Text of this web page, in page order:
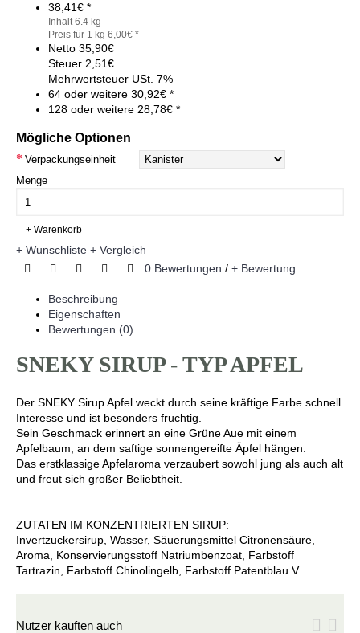
38,41€ *
Inhalt 6.4 kg
Preis für 1 kg 6,00€ *
Netto 35,90€
Steuer 2,51€
Mehrwertsteuer USt. 7%
64 oder weitere 30,92€ *
128 oder weitere 28,78€ *
Mögliche Optionen
Verpackungseinheit
Menge
+ Warenkorb
+ Wunschliste + Vergleich
0 Bewertungen / + Bewertung
Beschreibung
Eigenschaften
Bewertungen (0)
SNEKY SIRUP - TYP APFEL
Der SNEKY Sirup Apfel weckt durch seine kräftige Farbe schnell
Interesse und ist besonders fruchtig.
Sein Geschmack erinnert an eine Grüne Aue mit einem
Apfelbaum, an dem saftige sonnengereifte Äpfel hängen.
Das erstklassige Apfelaroma verzaubert sowohl jung als auch alt
und freut sich großer Beliebtheit.
ZUTATEN IM KONZENTRIERTEN SIRUP:
Invertzuckersirup, Wasser, Säuerungsmittel Citronensäure,
Aroma, Konservierungsstoff Natriumbenzoat, Farbstoff
Tartrazin, Farbstoff Chinolingelb, Farbstoff Patentblau V
Nutzer kauften auch